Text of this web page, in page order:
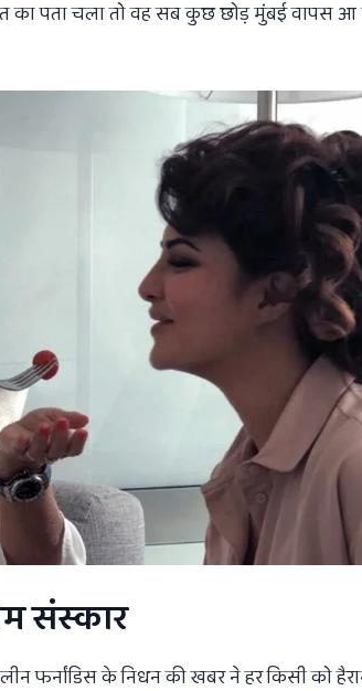
का पता चला तो वह सब कुछ छोड़ मुंबई वापस
संस्कार
फर्नांडिस के निधन की खबर ने हर किसी को